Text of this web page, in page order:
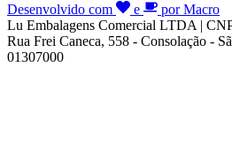
Desenvolvido com
e
por Macro
Lu Embalagens Comercial LTDA |
Rua Frei Caneca, 558 - Consolação -
01307000